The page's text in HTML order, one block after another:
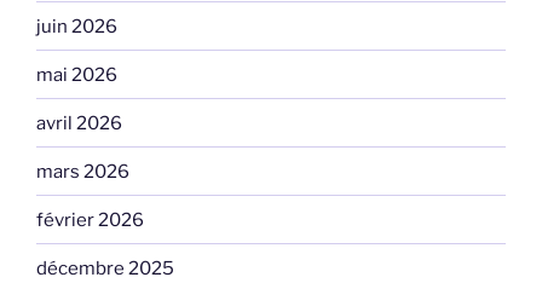
juin 2026
mai 2026
avril 2026
mars 2026
février 2026
décembre 2025